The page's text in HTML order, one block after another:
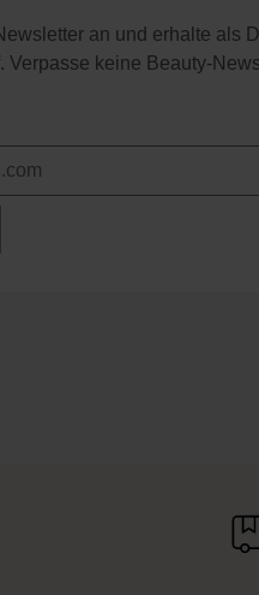
an und erhalte als
Verpasse keine Beauty-